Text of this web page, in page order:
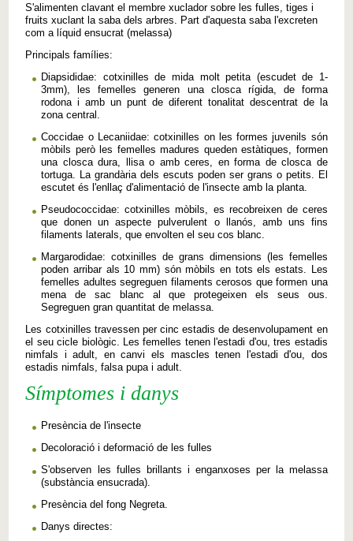
S'alimenten clavant el membre xuclador sobre les fulles, tiges i
fruits xuclant la saba dels arbres. Part d'aquesta saba l'excreten
com a líquid ensucrat (melassa)
Principals famílies:
Diapsididae: cotxinilles de mida molt petita (escudet de 1-
3mm), les femelles generen una closca rígida, de forma
rodona i amb un punt de diferent tonalitat descentrat de la
zona central.
Coccidae o Lecaniidae: cotxinilles on les formes juvenils són
mòbils però les femelles madures queden estàtiques, formen
una closca dura, llisa o amb ceres, en forma de closca de
tortuga. La grandària dels escuts poden ser grans o petits. El
escutet és l'enllaç d'alimentació de l'insecte amb la planta.
Pseudococcidae: cotxinilles mòbils, es recobreixen de ceres
que donen un aspecte pulverulent o llanós, amb uns fins
filaments laterals, que envolten el seu cos blanc.
Margarodidae: cotxinilles de grans dimensions (les femelles
poden arribar als 10 mm) són mòbils en tots els estats. Les
femelles adultes segreguen filaments cerosos que formen una
mena de sac blanc al que protegeixen els seus ous.
Segreguen gran quantitat de melassa.
Les cotxinilles travessen per cinc estadis de desenvolupament en
el seu cicle biològic. Les femelles tenen l'estadi d'ou, tres estadis
nimfals i adult, en canvi els mascles tenen l'estadi d'ou, dos
estadis nimfals, falsa pupa i adult.
Símptomes i danys
Presència de l'insecte
Decoloració i deformació de les fulles
S'observen
les fulles brillants i enganxoses per
la melassa
(substància ensucrada)
Presència del fong Negreta
Danys directes: